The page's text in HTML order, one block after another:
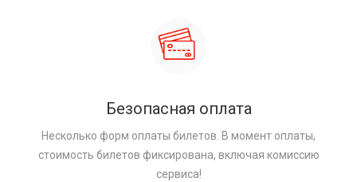
Безопасная оплата
Несколько форм оплаты билетов. В момент оплаты,
стоимость билетов фиксирована, включая комиссию
сервиса!